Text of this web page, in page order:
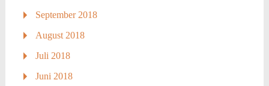
September 2018
August 2018
Juli 2018
Juni 2018